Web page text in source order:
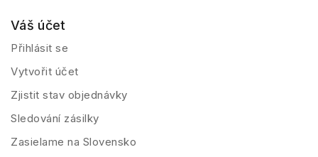
Váš účet
Přihlásit se
Vytvořit účet
Zjistit stav objednávky
Sledování zásilky
Zasielame na Slovensko